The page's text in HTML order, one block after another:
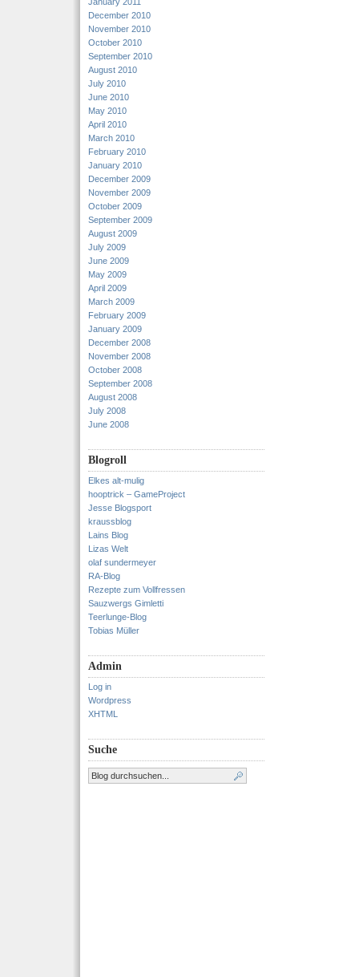
December 2010
November 2010
October 2010
September 2010
August 2010
July 2010
June 2010
May 2010
April 2010
March 2010
February 2010
January 2010
December 2009
November 2009
October 2009
September 2009
August 2009
July 2009
June 2009
May 2009
April 2009
March 2009
February 2009
January 2009
December 2008
November 2008
October 2008
September 2008
August 2008
July 2008
June 2008
Blogroll
Elkes alt-mulig
hooptrick – GameProject
Jesse Blogsport
kraussblog
Lains Blog
Lizas Welt
olaf sundermeyer
RA-Blog
Rezepte zum Vollfressen
Sauzwergs Gimletti
Teerlunge-Blog
Tobias Müller
Admin
Log in
Wordpress
XHTML
Suche